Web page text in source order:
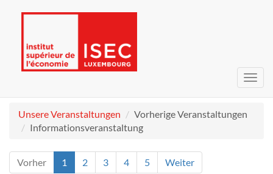
Unsere Veranstaltungen
Vorherige Veranstaltungen
Informationsveranstaltung
Vorher 1 2 3 4 5 Weiter